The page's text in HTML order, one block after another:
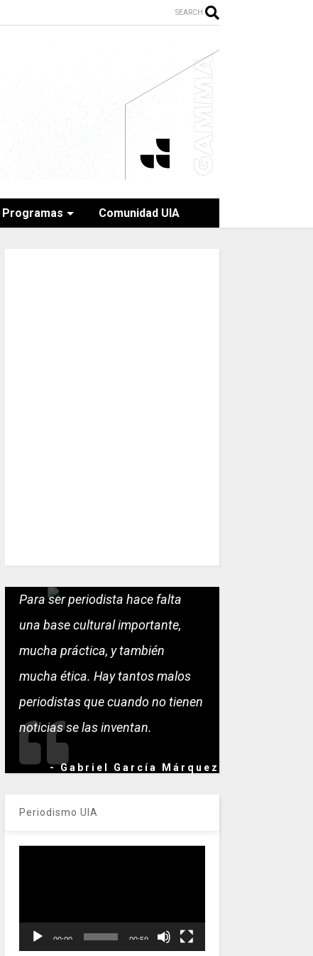
SEARCH
Programas Comunidad UIA
Para ser periodista hace falta
una base cultural importante,
mucha práctica, y también
mucha ética. Hay tantos malos
periodistas que cuando no tienen
noticias se las inventan.
- Gabriel García Márquez
Periodismo UIA
00:00 00:59